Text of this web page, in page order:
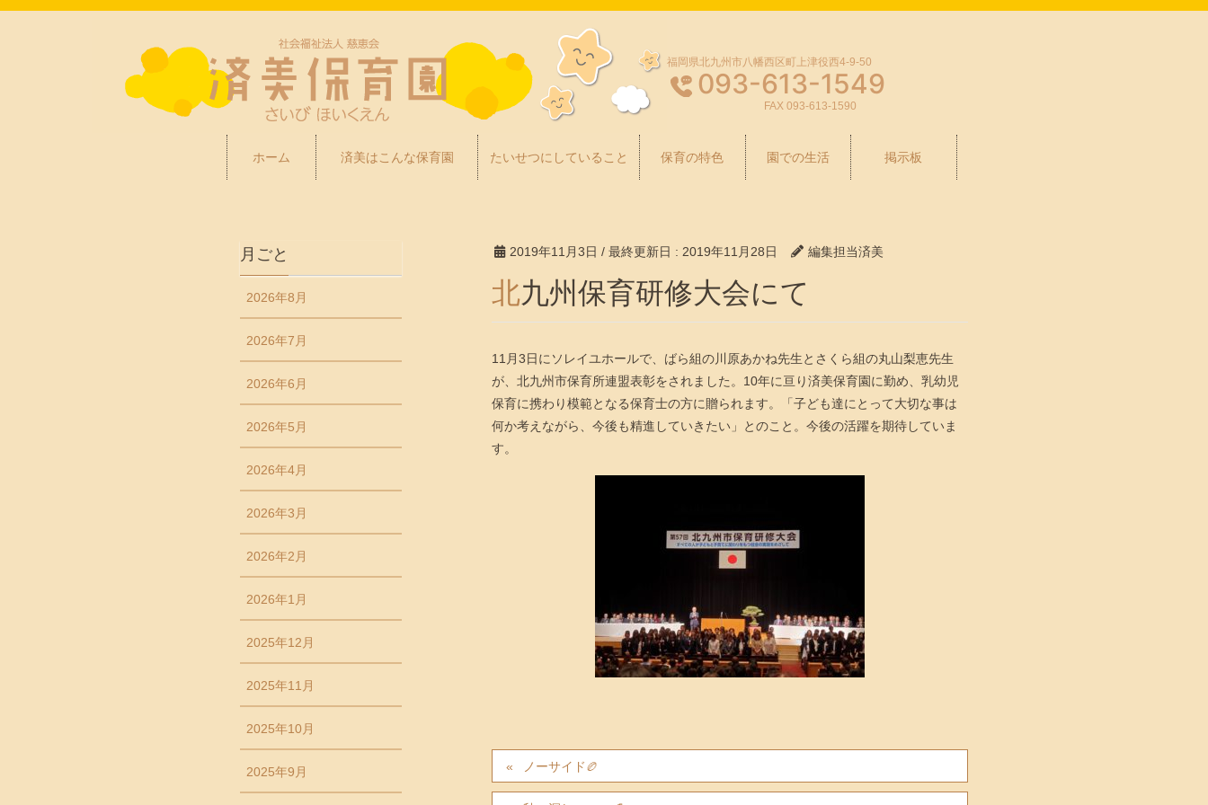
福岡県北九州市八幡西区町上津役西4-9-50
093-613-1549
FAX 093-613-1590
ホーム 済美はこんな保育園 たいせつにしていること 保育の特色 園での生活 掲示板
2019年11月3日 / 最終更新日 : 2019年11月28日 編集担当済美
北九州保育研修大会にて
11月3日にソレイユホールで、ばら組の川原あかね先生とさくら組の丸山梨恵先生
が、北九州市保育所連盟表彰をされました。10年に亘り済美保育園に勤め、乳幼児
保育に携わり模範となる保育士の方に贈られます。「子ども達にとって大切な事は
何か考えながら、今後も精進していきたい」とのこと。今後の活躍を期待していま
す。
ノーサイド🏉
月ごと
2026年8月
2026年7月
2026年6月
2026年5月
2026年4月
2026年3月
2026年2月
2026年1月
2025年12月
2025年11月
2025年10月
2025年9月